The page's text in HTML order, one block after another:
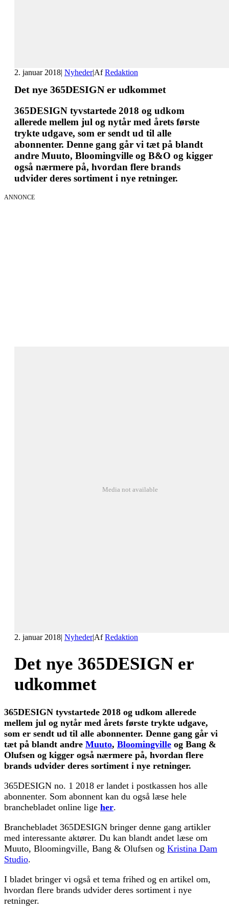
2. januar 2018| Nyheder|AfRedaktion
Det nye 365DESIGN er udkommet
365DESIGN tyvstartede 2018 og udkom
allerede mellem jul og nytår med årets første
trykte udgave, som er sendt ud til alle
abonnenter. Denne gang går vi tæt på blandt
andre Muuto, Bloomingville og B&O og kigger
også nærmere på, hvordan flere brands
udvider deres sortiment i nye retninger.
ANNONCE
Media not available
2. januar 2018| Nyheder|AfRedaktion
Det nye 365DESIGN er
udkommet
365DESIGN tyvstartede 2018 og udkom allerede
mellem jul og nytår med årets første trykte udgave,
som er sendt ud til alle abonnenter. Denne gang går vi
tæt på blandt andre Muuto, Bloomingville og Bang &
Olufsen og kigger også nærmere på, hvordan flere
brands udvider deres sortiment i nye retninger.
365DESIGN no. 1 2018 er landet i postkassen hos alle
abonnenter. Som abonnent kan du også læse hele
branchebladet online lige her.
Branchebladet 365DESIGN bringer denne gang artikler
med interessante aktører. Du kan blandt andet læse om
Muuto, Bloomingville, Bang & Olufsen og Kristina Dam
Studio.
I bladet bringer vi også et tema frihed og en artikel om,
hvordan flere brands udvider deres sortiment i nye
retninger.